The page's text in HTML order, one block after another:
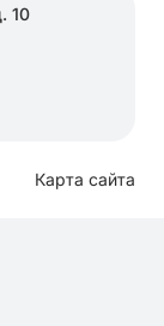
10
Карта сайта